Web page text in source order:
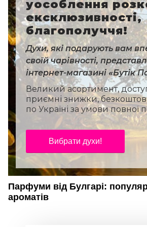
уособлення
ексклюзивності,
благополуччя!
Духи, які подарують вам
своїй чарівності,
інтернет-магазині «Бутік
Великий асортимент,
приємні знижки,
по Україні за умови повної
Вибрати духи!
Парфуми від Булгарі:
ароматів